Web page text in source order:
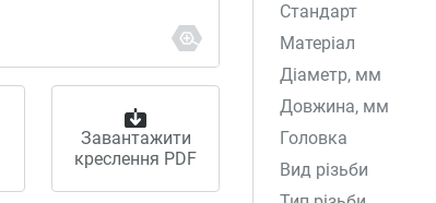
Завантажити
креслення PDF
Стандарт
Матеріал
Діаметр, мм
Довжина, мм
Головка
Вид різьби